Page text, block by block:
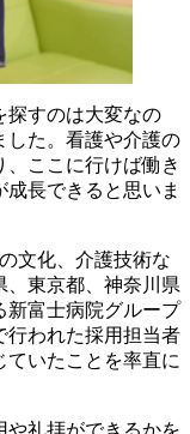
探すのは大変なの
した。看護や介護の
ここに行けば働き
長できると思いま
文化、介護技術な
、東京都、神奈川県
新富士病院グループ
行われた採用担当者
ていたことを率直に